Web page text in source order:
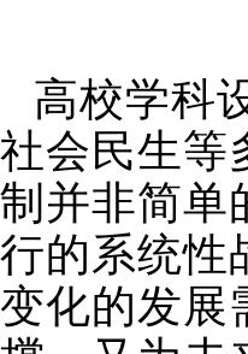
高校学科
社会民生等
制并非简单
行的系统性
变化的发展